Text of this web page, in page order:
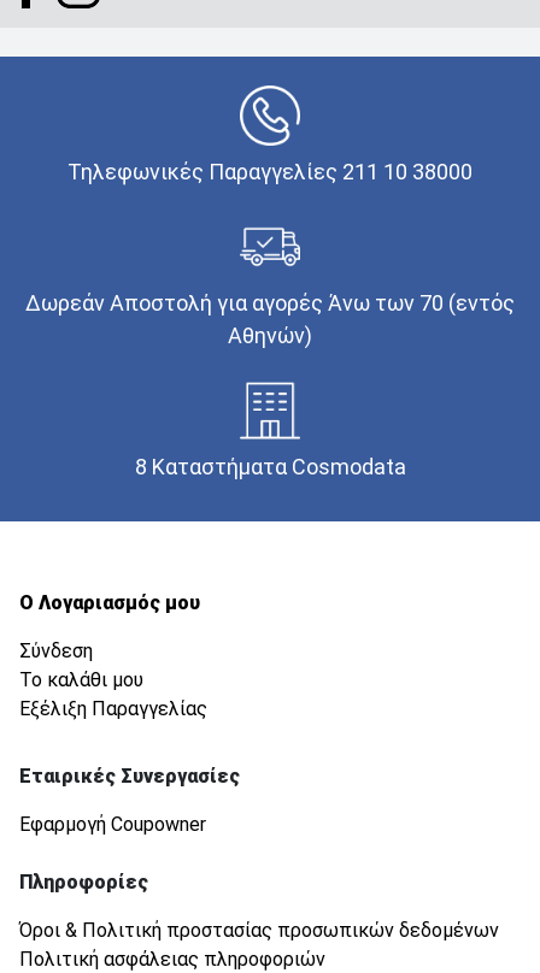
Τηλεφωνικές Παραγγελίες 211 10 38000
Δωρεάν Αποστολή για αγορές Άνω των 70 (εντός
Αθηνών)
8 Καταστήματα Cosmodata
Ο Λογαριασμός μου
Σύνδεση
Το καλάθι μου
Εξέλιξη Παραγγελίας
Εταιρικές Συνεργασίες
Εφαρμογή Coupowner
Πληροφορίες
Όροι & Πολιτική προστασίας προσωπικών δεδομένων
Πολιτική ασφάλειας πληροφοριών